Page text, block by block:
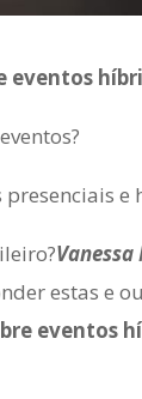
eventos
e
estas e
eventos